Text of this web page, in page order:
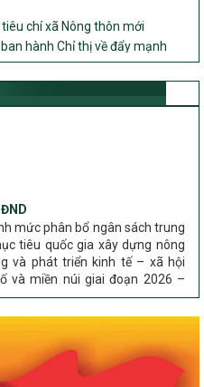
chí xã Nông thôn mới
hành Chỉ thị về đẩy mạnh
gia xây dựng nông thôn mới,
2026 – 2030 trên địa bàn tỉnh
mức phân bổ ngân sách trung
tiêu quốc gia xây dựng nông
và phát triển kinh tế – xã hội
và miền núi giai đoạn 2026 –
mục tiêu quốc gia xây dựng
vững và phát triển kinh tế – xã
và miền núi giai đoạn 2026 –